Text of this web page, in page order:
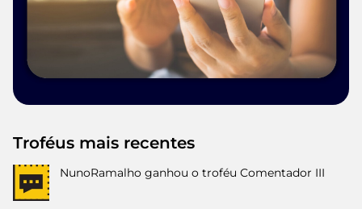
Troféus mais recentes
NunoRamalho ganhou o troféu Comentador III